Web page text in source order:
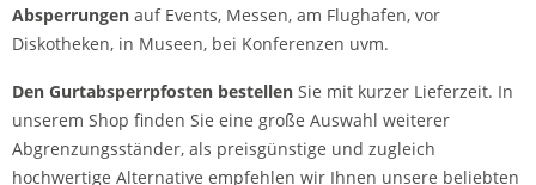
Absperrungen auf Events, Messen, am Flughafen, vor
Diskotheken, in Museen, bei Konferenzen uvm.
Den Gurtabsperrpfosten bestellen Sie mit kurzer Lieferzeit. In
unserem Shop finden Sie eine große Auswahl weiterer
Abgrenzungsständer, als preisgünstige und zugleich
hochwertige Alternative empfehlen wir Ihnen unsere beliebten